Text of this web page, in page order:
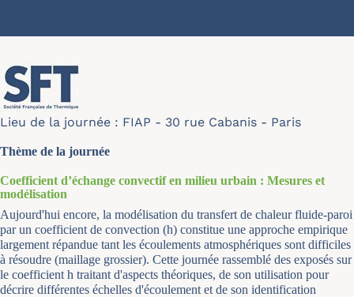
Lieu de la journée : FIAP - 30 rue Cabanis - Paris
Thème de la journée
Coefficient d’échange convectif en milieu urbain : Mesures et
modélisation
Aujourd'hui encore, la modélisation du transfert de chaleur fluide-paroi
par un coefficient de convection (h) constitue une approche empirique
largement répandue tant les écoulements atmosphériques sont difficiles
à résoudre (maillage grossier). Cette journée rassemblé des exposés sur
le coefficient h traitant d'aspects théoriques, de son utilisation pour
décrire différentes échelles d'écoulement et de son identification